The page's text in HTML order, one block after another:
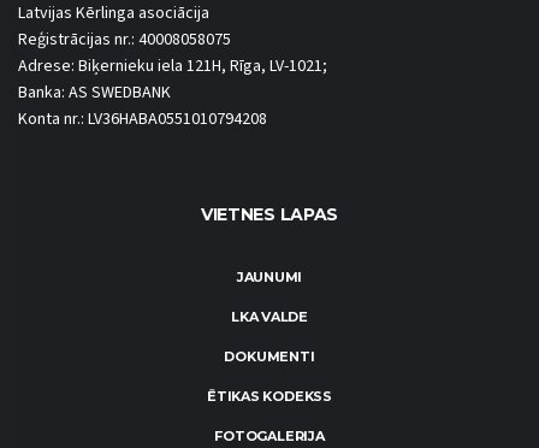
Latvijas Kērlinga asociācija
Reģistrācijas nr.: 40008058075
Adrese: Biķernieku iela 121H, Rīga, LV-1021;
Banka: AS SWEDBANK
Konta nr.: LV36HABA0551010794208
VIETNES LAPAS
JAUNUMI
LKA VALDE
DOKUMENTI
ĒTIKAS KODEKSS
FOTOGALERIJA